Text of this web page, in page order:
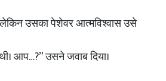
लेकिन उसका पेशेवर आत्मविश्वास उसे
आप…?” उसने जवाब दिया।